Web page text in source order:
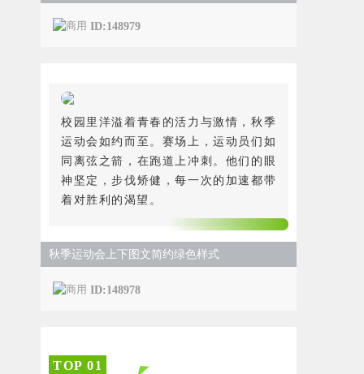
ID:148979
校园里洋溢着青春的活力与激情，秋季
运动会如约而至。赛场上，运动员们如
同离弦之箭，在跑道上冲刺。他们的眼
神坚定，步伐矫健，每一次的加速都带
着对胜利的渴望。
秋季运动会上下图文简约绿色样式
ID:148978
TOP 01